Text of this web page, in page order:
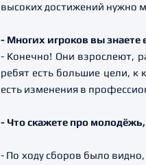
высоких достижений нужно
- Многих игроков вы
- Конечно! Они взрослеют,
ребят есть большие цели,
есть изменения в
- Что скажете про
- По ходу сборов было